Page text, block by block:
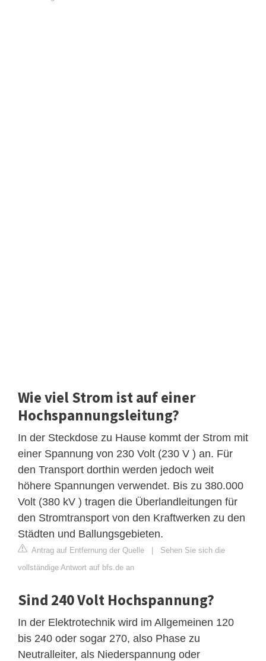
Wie viel Strom ist auf einer
Hochspannungsleitung?
In der Steckdose zu Hause kommt der Strom mit
einer Spannung von 230 Volt (230 V ) an. Für
den Transport dorthin werden jedoch weit
höhere Spannungen verwendet. Bis zu 380.000
Volt (380 kV ) tragen die Überlandleitungen für
den Stromtransport von den Kraftwerken zu den
Städten und Ballungsgebieten.
Antrag auf Entfernung der Quelle | Sehen Sie sich die
vollständige Antwort auf bfs.de an
Sind 240 Volt Hochspannung?
In der Elektrotechnik wird im Allgemeinen 120
bis 240 oder sogar 270, also Phase zu
Neutralleiter, als Niederspannung oder